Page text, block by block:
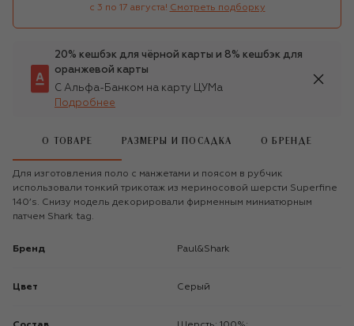
с 3 по 17 августа! Смотреть подборку
20% кешбэк для чёрной карты и 8% кешбэк для
оранжевой карты
С Альфа-Банком на карту ЦУМа
Подробнее
О ТОВАРЕ РАЗМЕРЫ И ПОСАДКА О БРЕНДЕ
Для изготовления поло с манжетами и поясом в рубчик
использовали тонкий трикотаж из мериносовой шерсти Superfine
140’s. Снизу модель декорировали фирменным миниатюрным
патчем Shark tag.
Бренд Paul&Shark
Цвет Серый